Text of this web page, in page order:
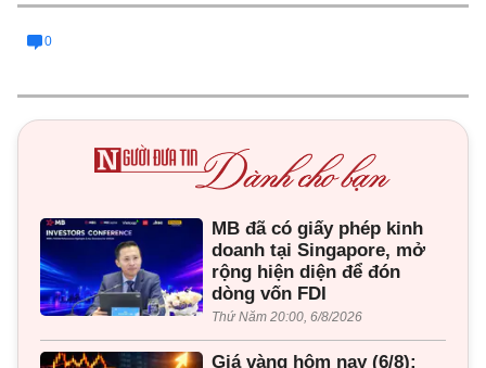
0
MB đã có giấy phép kinh
doanh tại Singapore, mở
rộng hiện diện để đón
dòng vốn FDI
Thứ Năm 20:00, 6/8/2026
Giá vàng hôm nay (6/8):